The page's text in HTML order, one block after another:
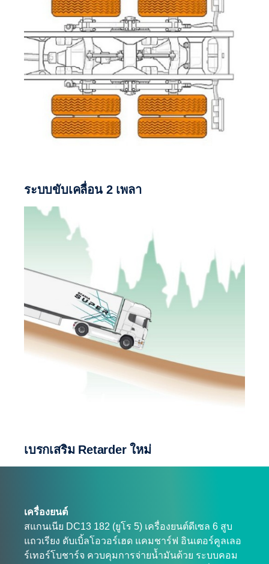
ระบบขับเคลื่อน 2 เพลา
เบรกเสริม Retarder ใหม่
เครื่องยนต์
สแกนเนีย DC13 182 (ยูโร 5) เครื่องยนต์ดีเซล 6 สูบ
แถวเรียง ดับเบิ้ลโอวอร์เฮด แคมชาร์ฟ อินเตอร์คูลเลอ
ร์เทอร์โบชาร์จ ควบคุมการจ่ายน้ำมันด้วย ระบบคอม